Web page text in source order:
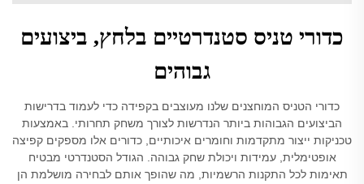
כדורי טניס סטנדרטיים בלחץ, ביצועים
גבוהים
כדורי הטניס המוחצנים שלנו מעוצבים בקפידה כדי לעמוד בדרישות
הביצועים הגבוהות ביותר הנדרשות לצורך משחק תחרותי. באמצעות
טכניקות ייצור מתקדמות וחומרים איכותיים, כדורים אלו מספקים קפיצה
אופטימלית, עמידות ויכולת שחק גבוהה. הגודל הסטנדרטי מבטיח
תאימות לכל התקנות הרשמיות, מה שהופך אותם לבחירה מושלמת הן